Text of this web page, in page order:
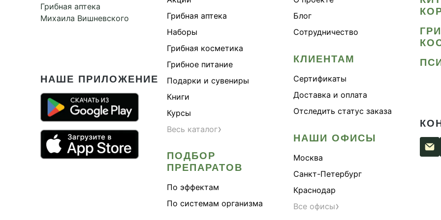
Майтаке
Наборы
Натуральный антибиотик
Поддержка иммунитета
Помощь при аллергии
Природный антибиотик
Пробиотики Психобиом
Грибная аптека
Михаила Вишневского
НАШЕ ПРИЛОЖЕНИЕ
Грибная аптека
Наборы
Грибная косметика
Грибное питание
Подарки и сувениры
Книги
Курсы
Весь каталог›
ПОДБОР
ПРЕПАРАТОВ
По эффектам
По системам организма
Блог
Сотрудничество
КЛИЕНТАМ
Сертификаты
Доставка и оплата
Отследить статус заказа
НАШИ ОФИСЫ
Москва
Санкт-Петербург
Краснодар
Все офисы›